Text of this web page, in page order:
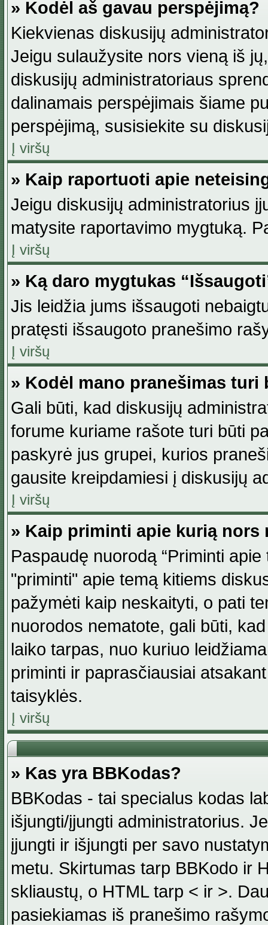
» Kodėl aš gavau perspėjimą?
Kiekvienas diskusijų
Jeigu sulaužysite nors vieną iš
diskusijų administratoriaus
dalinamais perspėjimais šiame
perspėjimą, susisiekite su
Į viršų
» Kaip raportuoti apie
Jeigu diskusijų administratorius
matysite raportavimo mygtuką.
Į viršų
» Ką daro mygtukas
Jis leidžia jums išsaugoti
pratęsti išsaugoto pranešimo
Į viršų
» Kodėl mano pranešimas
Gali būti, kad diskusijų
forume kuriame rašote turi būti
paskyrė jus grupei, kurios
gausite kreipdamiesi į diskusijų
Į viršų
» Kaip priminti apie kurią nors
Paspaudę nuorodą “Priminti
"priminti" apie temą kitiems
pažymėti kaip neskaityti, o pati
nuorodos nematote, gali būti,
laiko tarpas, nuo kuriuo
priminti ir paprasčiausiai
taisyklės.
Į viršų
» Kas yra BBKodas?
BBKodas - tai specialus kodas
išjungti/įjungti administratorius.
įjungti ir išjungti per savo
metu. Skirtumas tarp BBKodo ir
skliaustų, o HTML tarp < ir >.
pasiekiamas iš pranešimo